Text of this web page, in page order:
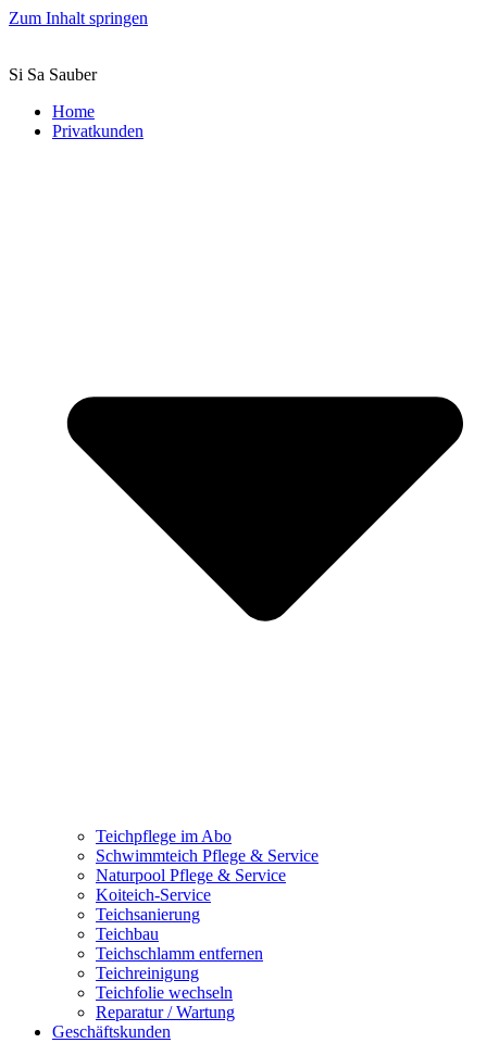
Zum Inhalt springen
Si Sa Sauber
Home
Privatkunden
Teichpflege im Abo
Schwimmteich Pflege & Service
Naturpool Pflege & Service
Koiteich-Service
Teichsanierung
Teichbau
Teichschlamm entfernen
Teichreinigung
Teichfolie wechseln
Reparatur / Wartung
Geschäftskunden